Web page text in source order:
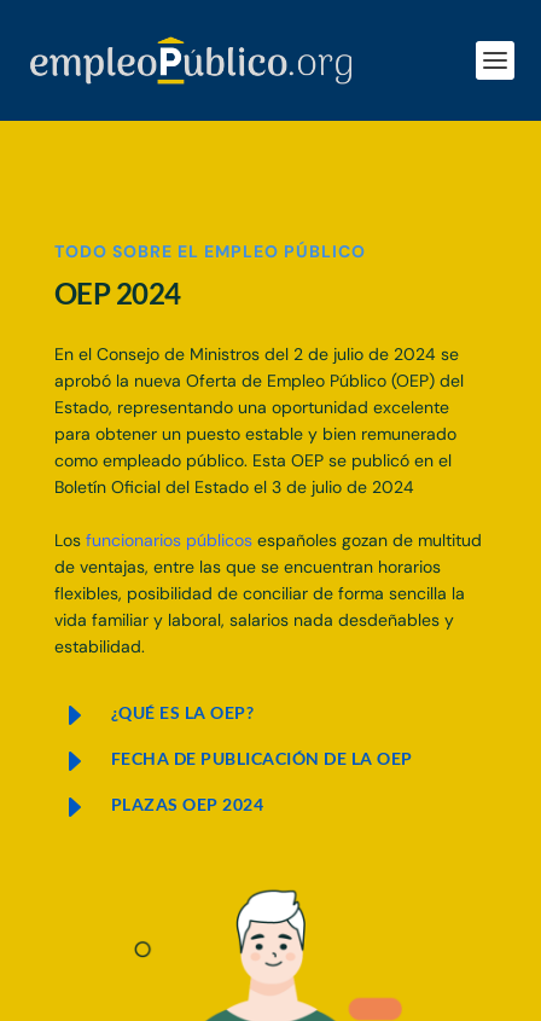
TODO SOBRE EL EMPLEO PÚBLICO
OEP 2024
En el Consejo de Ministros del 2 de julio de 2024 se
aprobó la nueva Oferta de Empleo Público (OEP) del
Estado, representando una oportunidad excelente
para obtener un puesto estable y bien remunerado
como empleado público. Esta OEP se publicó en el
Boletín Oficial del Estado el 3 de julio de 2024
Los funcionarios públicosespañoles gozan de multitud
de ventajas, entre las que se encuentran horarios
flexibles, posibilidad de conciliar de forma sencilla la
vida familiar y laboral, salarios nada desdeñables y
estabilidad.
E ¿QUÉ ES LA OEP?
E FECHA DE PUBLICACIÓN DE LA OEP
E PLAZAS OEP 2024